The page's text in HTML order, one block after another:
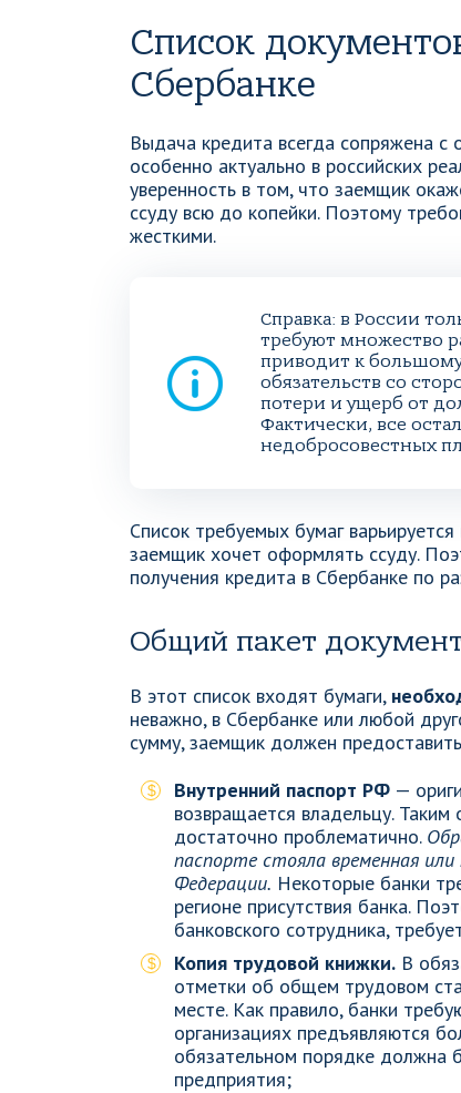
Список
Сбербанке
Выдача кредита всегда сопряжена
особенно актуально в российских
уверенность в том, что заемщик
ссуду всю до копейки. Поэтому
жесткими.
Справка: в России
требуют множество
приводит к
обязательств со
потери и ущерб от
Фактически, все
недобросовестных
Список требуемых бумаг
заемщик хочет оформлять ссуду.
получения кредита в Сбербанке по
Общий пакет
В этот список входят бумаги,
неважно, в Сбербанке или любой
сумму, заемщик должен
Внутренний паспорт РФ —
возвращается владельцу.
достаточно проблематично.
паспорте стояла временная или
Федерации. Некоторые банки
регионе присутствия банка.
банковского сотрудника,
Копия трудовой книжки. В
отметки об общем трудовом
месте. Как правило, банки
организациях предъявляются
обязательном порядке должна
предприятия;